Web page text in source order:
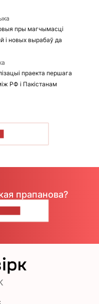
пры магчымасці
і новых вырабаў да
праекта першага
РФ і Пакістанам
прапанова?